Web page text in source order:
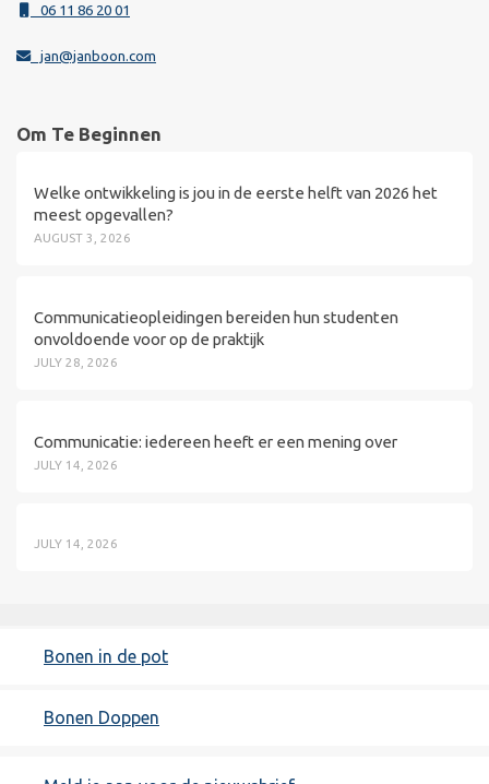
06 11 86 20 01
jan@janboon.com
Om Te Beginnen
Welke ontwikkeling is jou in de eerste helft van 2026 het
meest opgevallen?
AUGUST 3, 2026
Communicatieopleidingen bereiden hun studenten
onvoldoende voor op de praktijk
JULY 28, 2026
Communicatie: iedereen heeft er een mening over
JULY 14, 2026
JULY 14, 2026
Bonen in de pot
Bonen Doppen